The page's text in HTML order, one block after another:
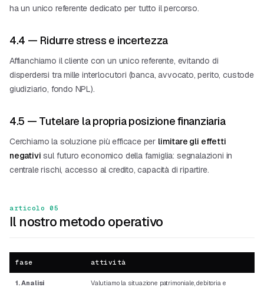
ha un unico referente dedicato per tutto il percorso.
4.4 — Ridurre stress e incertezza
Affianchiamo il cliente con un unico referente, evitando di
disperdersi tra mille interlocutori (banca, avvocato, perito, custode
giudiziario, fondo NPL).
4.5 — Tutelare la propria posizione finanziaria
Cerchiamo la soluzione più efficace per limitare gli effetti
negativi sul futuro economico della famiglia: segnalazioni in
centrale rischi, accesso al credito, capacità di ripartire.
articolo 05
Il nostro metodo operativo
fase attività
1. Analisi
Valutiamo la situazione patrimoniale, debitoria e